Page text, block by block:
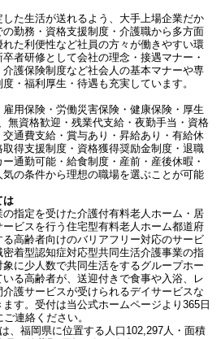
た生活が送れるよう、大手上場企業だか
勤務・資格支援制度・介護職から多方面
た利便性など社員の方々が働きやすい環
者研修として会社の理念・接遇マナー・
護保険制度など社会人の基本マナーや専
・福利厚生・待遇も充実しています。
用保険・労働災害保険・健康保険・厚生
無資格歓迎・残業代支給・夜勤手当・資格
通費支給・賞与あり・昇給あり・有給休
得支援制度・資格獲得奨励金制度・退職
通勤可能・給食制度・産前・産後休暇・
の条件から理想の職場を選ぶことが可能
は
指定を受けた介護付有料老人ホーム・居
ビスを行う住宅型有料老人ホーム都道府
高齢者向けのバリアフリー対応のサービ
着型認知症対応型共同生活介護事業の指
に少人数で共同生活をするグループホー
る高齢者が、送迎付きで食事や入浴、レ
護サービスが受けられるデイサービスな
す。受付は当公式ホームページより365日
連絡ください。
、福岡県に位置する人口102,297人・面積